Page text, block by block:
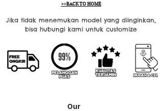
>>BACK TO HOME
Jika tidak menemukan model yang diinginkan,
bisa hubungi kami untuk customize
Our